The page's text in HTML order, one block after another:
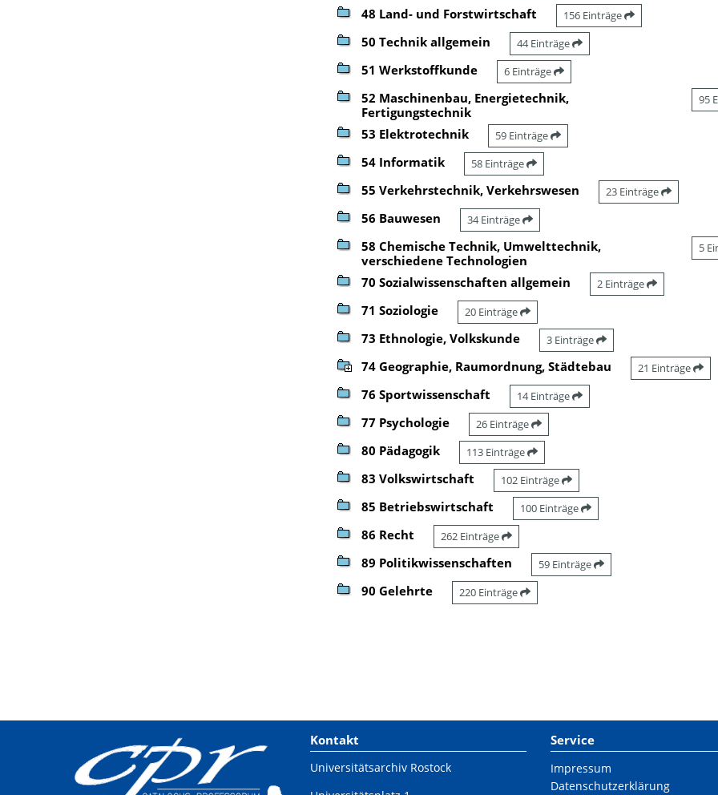
48 Land- und Forstwirtschaft 156 Einträge
50 Technik allgemein 44 Einträge
51 Werkstoffkunde 6 Einträge
52 Maschinenbau, Energietechnik,
Fertigungstechnik
95
53 Elektrotechnik 59 Einträge
54 Informatik 58 Einträge
55 Verkehrstechnik, Verkehrswesen 23 Einträge
56 Bauwesen 34 Einträge
58 Chemische Technik, Umwelttechnik,
verschiedene Technologien
5
70 Sozialwissenschaften allgemein 2 Einträge
71 Soziologie 20 Einträge
73 Ethnologie, Volkskunde 3 Einträge
74 Geographie, Raumordnung, Städtebau 21 Einträge
76 Sportwissenschaft 14 Einträge
77 Psychologie 26 Einträge
80 Pädagogik 113 Einträge
83 Volkswirtschaft 102 Einträge
85 Betriebswirtschaft 100 Einträge
86 Recht 262 Einträge
89 Politikwissenschaften 59 Einträge
90 Gelehrte 220 Einträge
Kontakt
Universitätsarchiv Rostock
Service
Impressum
Datenschutzerklärung